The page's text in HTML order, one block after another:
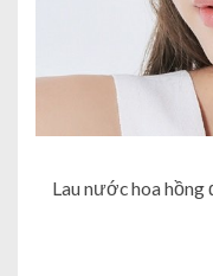
Lau nước hoa